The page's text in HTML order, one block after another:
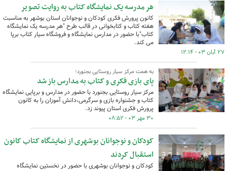
هر مدرسه یک نمایشگاه کتاب به روایت تصویر
کانون پرورش فکری کودکان و نوجوانان استان بوشهر به مناسبت
هفته کتاب و کتابخوانی در قالب طرح "هر مدرسه یک نمایشگاه
کتاب"با حضور در مدارس نمایشگاه و فروشگاه سیار کتاب برپا
می کند.
۲۷ آبان ۰۳ - ۱۲:۱۴
به همت مرکز سیار روستایی بجنورد؛
پای بازی فکری و کتاب به مدارس باز شد
مرکز سیار روستایی بجنورد با حضور در مدارس و برپایی نمایشگاه
کتاب و جشنواره بازی و سرگرمی،دانش آموزان را به کانون
پرورش فکری استان پیوند زد.
۳۰ مهر ۰۳ - ۰۸:۵۲
کودکان و نوجوانان بوشهری از نمایشگاه کتاب کانون
استقبال کردند
کودکان و نوجوانان بوشهری با حضور در نخستین نمایشگاه